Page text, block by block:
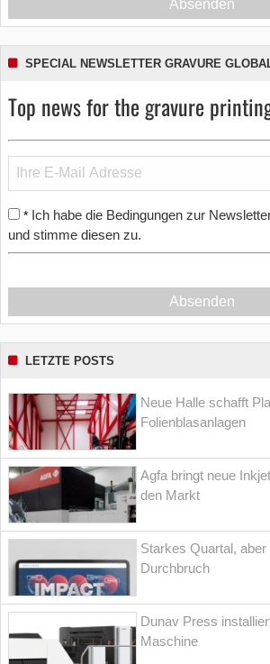
Absenden
SPECIAL NEWSLETTER GRAVURE
Top news for the gravure
* Ich habe die Bedingungen zur
und stimme diesen zu.
Absenden
LETZTE POSTS
Neue Halle schafft
Folienblasanlagen
Agfa bringt neue
den Markt
Starkes Quartal,
Durchbruch
Dunav Press
Maschine